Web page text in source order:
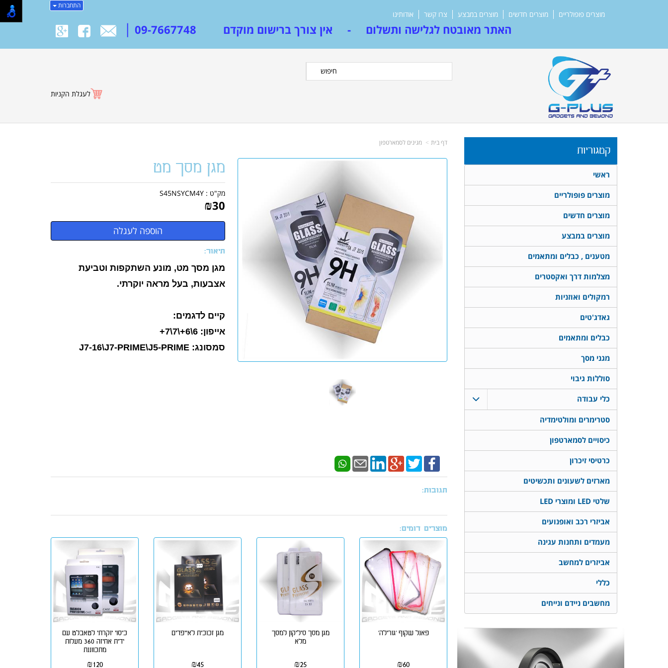
התחברות
מוצרים פופולריים מוצרים חדשים מוצרים במבצע צרו קשר אודותינו
| 09-7667748 האתר מאובטח לגלישה ותשלום - אין צורך ברישום מוקדם
חיפוש
לעגלת הקניות
דף בית מגינים לסמארטפון
מגן מסך מט
מק"ט : S45NSYCM4Y
₪30
תיאור:
מגן מסך מט, מונע השתקפות וטביעת
אצבעות, בעל מראה יוקרתי.
קיים לדגמים:
אייפון: 6\6+\7\7+
סמסונג: J7-16\J7-PRIME\J5-PRIME
תגובות:
מוצרים דומים:
פאנל שקוף 'גורילה'
₪60
מגן מסך סיליקון למסך
מלא
₪25
מגן זכוכית לאייפדים
₪45
כיסוי יוקרתי לטאבלט עם
ידית אחיזה 360 מעלות
מתכווננת
₪120
קטגוריות
ראשי
מוצרים פופולריים
מוצרים חדשים
מוצרים במבצע
מטענים , כבלים ומתאמים
מצלמות דרך ואקסטרים
רמקולים ואוזניות
גאדג'טים
כבלים ומתאמים
מגני מסך
סוללות גיבוי
כלי עבודה
סטרימרים ומולטימדיה
כיסויים לסמארטפון
כרטיסי זיכרון
מארזים לשעונים ותכשיטים
שלטי LED ומוצרי LED
אביזרי רכב ואופנועים
מעמדים ותחנות עגינה
אביזרים למחשב
כללי
מחשבים ניידם ונייחים